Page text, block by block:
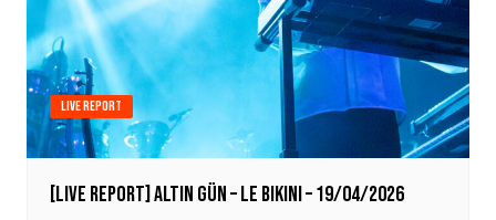
Live report
[LIVE REPORT] Altin Gün – Le Bikini – 19/04/2026